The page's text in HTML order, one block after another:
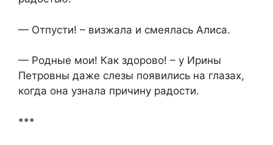
— Отпусти! – визжала и смеялась Алиса.
— Родные мои! Как здорово! – у Ирины
Петровны даже слезы появились на глазах,
когда она узнала причину радости.
***